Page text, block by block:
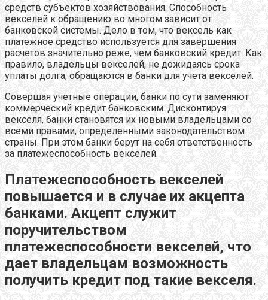
средств субъектов хозяйствования. Способность
векселей к обращению во многом зависит от
банковской системы. Дело в том, что вексель как
платежное средство используется для завершения
расчетов значительно реже, чем банковский кредит. Как
правило, владельцы векселей, не дожидаясь срока
уплаты долга, обращаются в банки для учета векселей.
Совершая учетные операции, банки по сути заменяют
коммерческий кредит банковским. Дисконтируя
векселя, банки становятся их новыми владельцами со
всеми правами, определенными законодательством
страны. При этом банки берут на себя ответственность
за платежеспособность векселей.
Платежеспособность векселей
повышается и в случае их акцепта
банками. Акцепт служит
поручительством
платежеспособности векселей, что
дает владельцам возможность
получить кредит под такие векселя.